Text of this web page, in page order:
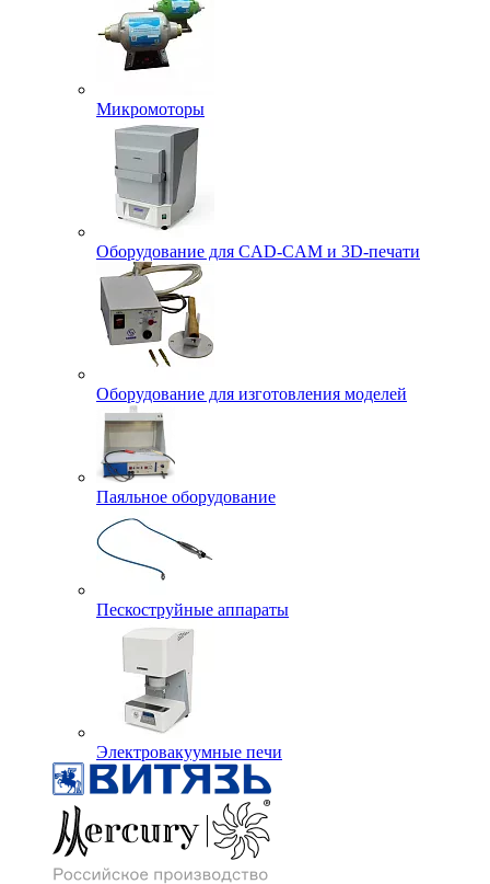
Микромоторы
Оборудование для CAD-CAM и 3D-печати
Оборудование для изготовления моделей
Паяльное оборудование
Пескоструйные аппараты
Электровакуумные печи